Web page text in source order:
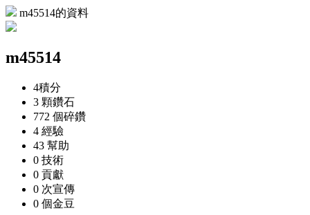
m45514的資料
m45514
4積分
3 顆鑽石
772 個碎鑽
4 經驗
43 幫助
0 技術
0 貢獻
0 次宣傳
0 個金豆